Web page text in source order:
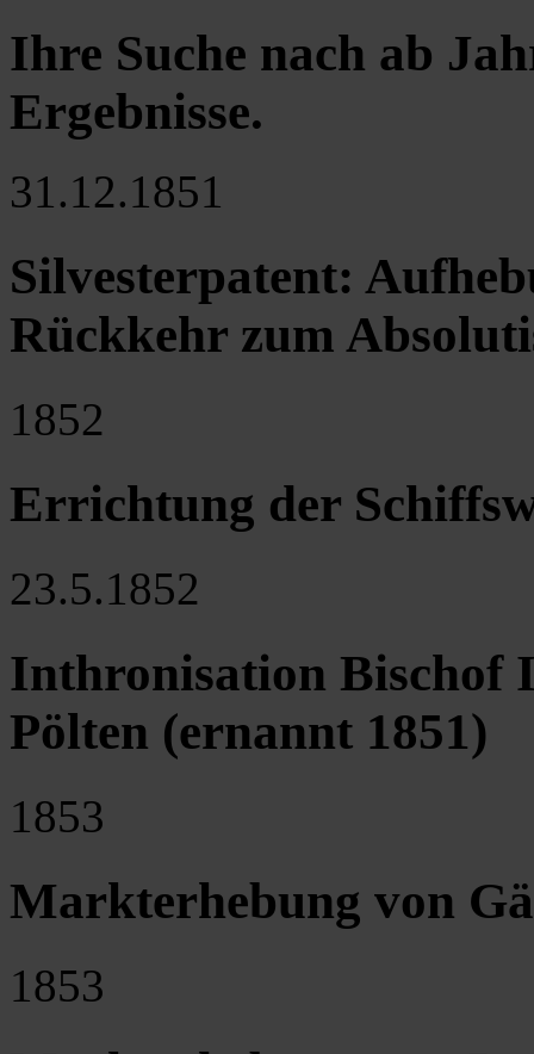
Ihre Suche nach ab
Ergebnisse.
31.12.1851
Silvesterpatent:
Rückkehr zum
1852
Errichtung der
23.5.1852
Inthronisation Bischof
Pölten (ernannt 1851)
1853
Markterhebung von
1853